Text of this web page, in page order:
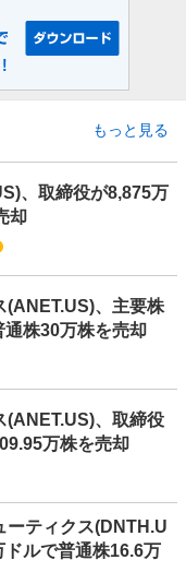
もっと見る
、取締役が8,875万
却
(ANET.US)、主要株
通株30万株を売却
(ANET.US)、取締役
万株を売却
ーティクス(DNTH.U
ルで普通株16.6万